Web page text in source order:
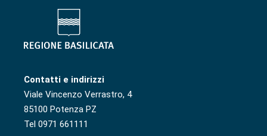
Contatti e indirizzi
Viale Vincenzo Verrastro, 4
85100 Potenza PZ
Tel 0971 661111